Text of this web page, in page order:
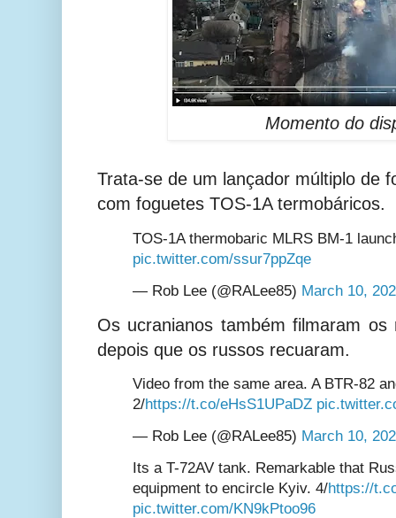
Momento do
Trata-se de um lançador múltiplo de
com foguetes TOS-1A termobáricos.
TOS-1A thermobaric MLRS BM-1
pic.twitter.com/ssur7ppZqe
— Rob Lee (@RALee85) March 10,
Os ucranianos também filmaram os
depois que os russos recuaram.
Video from the same area. A BTR-82
2/https://t.co/eHsS1UPaDZ
— Rob Lee (@RALee85) March 10,
Its a T-72AV tank. Remarkable that
equipment to encircle Kyiv. 4/https://
pic.twitter.com/KN9kPtoo96